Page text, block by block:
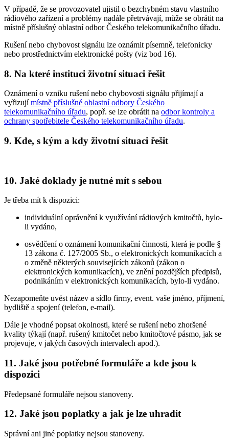
V případě, že se provozovatel ujistil o bezchybném stavu vlastního
rádiového zařízení a problémy nadále přetrvávají, může se obrátit na
místně příslušný oblastní odbor Českého telekomunikačního úřadu.
Rušení nebo chybovost signálu lze oznámit písemně, telefonicky
nebo prostřednictvím elektronické pošty (viz bod 16).
8. Na které instituci životní situaci řešit
Oznámení o vzniku rušení nebo chybovosti signálu přijímají a
vyřizujímístně příslušné oblastní odbory Českého
telekomunikačního úřadu, popř. se lze obrátit na odbor kontroly a
ochrany spotřebitele Českého telekomunikačního úřadu.
9. Kde, s kým a kdy životní situaci řešit
10. Jaké doklady je nutné mít s sebou
Je třeba mít k dispozici:
individuální oprávnění k využívání rádiových kmitočtů, bylo-
li vydáno,
osvědčení o oznámení komunikační činnosti, která je podle §
13 zákona č. 127/2005 Sb., o elektronických komunikacích a
o změně některých souvisejících zákonů (zákon o
elektronických komunikacích), ve znění pozdějších předpisů,
podnikáním v elektronických komunikacích, bylo-li vydáno.
Nezapomeňte uvést název a sídlo firmy, event. vaše jméno, příjmení,
bydliště a spojení (telefon, e-mail).
Dále je vhodné popsat okolnosti, které se rušení nebo zhoršené
kvality týkají (např. rušený kmitočet nebo kmitočtové pásmo, jak se
projevuje, v jakých časových intervalech apod.).
11. Jaké jsou potřebné formuláře a kde jsou k
dispozici
Předepsané formuláře nejsou stanoveny.
12. Jaké jsou poplatky a jak je lze uhradit
Správní ani jiné poplatky nejsou stanoveny.